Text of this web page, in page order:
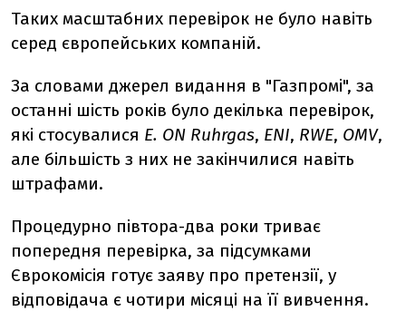
Таких масштабних перевірок не було навіть
серед європейських компаній.
За словами джерел видання в "Газпромі", за
останні шість років було декілька перевірок,
які стосувалися E. ON Ruhrgas, ENI, RWE, OMV,
але більшість з них не закінчилися навіть
штрафами.
Процедурно півтора-два роки триває
попередня перевірка, за підсумками
Єврокомісія готує заяву про претензії, у
відповідача є чотири місяці на її вивчення.